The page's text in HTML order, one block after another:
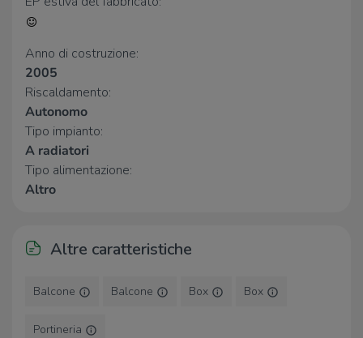
Iper Farma
Associazione psicologia e
psicoterapia Il Conventino
Supermercati
Conad
SuperDì
Negozi
Mama Noél
Anno di costruzione:
2005
Riscaldamento:
Autonomo
Tipo impianto:
A radiatori
Tipo alimentazione:
Altro
Altre caratteristiche
Balcone Balcone Box Box
Portineria